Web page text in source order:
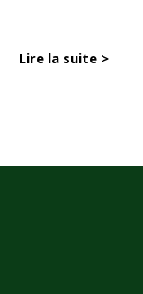
Lire la suite >